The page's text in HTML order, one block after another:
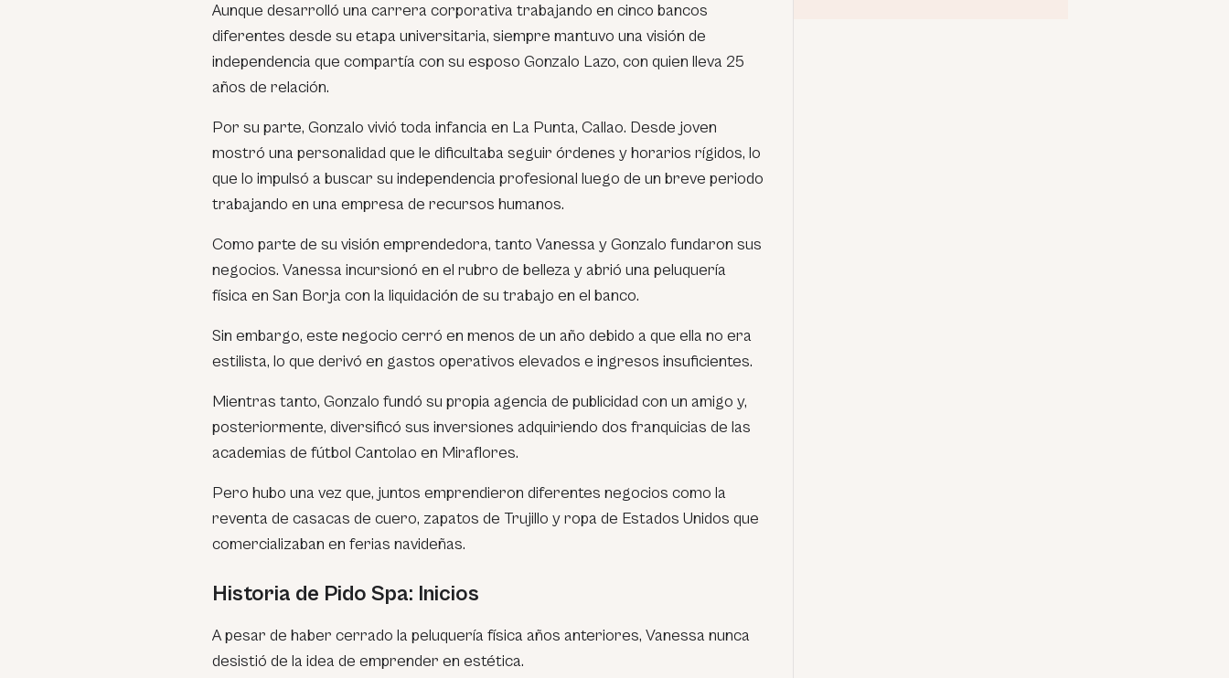
Aunque desarrolló una carrera corporativa trabajando en cinco bancos
diferentes desde su etapa universitaria, siempre mantuvo una visión de
independencia que compartía con su esposo Gonzalo Lazo, con quien lleva 25
años de relación.
Por su parte, Gonzalo vivió toda infancia en La Punta, Callao. Desde joven
mostró una personalidad que le dificultaba seguir órdenes y horarios rígidos, lo
que lo impulsó a buscar su independencia profesional luego de un breve periodo
trabajando en una empresa de recursos humanos.
Como parte de su visión emprendedora, tanto Vanessa y Gonzalo fundaron sus
negocios. Vanessa incursionó en el rubro de belleza y abrió una peluquería
física en San Borja con la liquidación de su trabajo en el banco.
Sin embargo, este negocio cerró en menos de un año debido a que ella no era
estilista, lo que derivó en gastos operativos elevados e ingresos insuficientes.
Mientras tanto, Gonzalo fundó su propia agencia de publicidad con un amigo y,
posteriormente, diversificó sus inversiones adquiriendo dos franquicias de las
academias de fútbol Cantolao en Miraflores.
Pero hubo una vez que, juntos emprendieron diferentes negocios como la
reventa de casacas de cuero, zapatos de Trujillo y ropa de Estados Unidos que
comercializaban en ferias navideñas.
Historia de Pido Spa: Inicios
A pesar de haber cerrado la peluquería física años anteriores, Vanessa nunca
desistió de la idea de emprender en estética.